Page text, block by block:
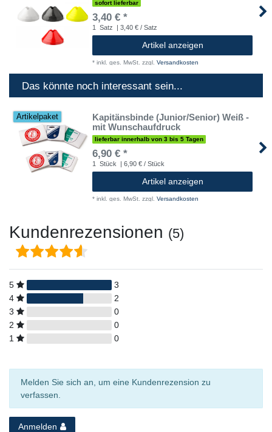
sofort lieferbar
3,40 € *
1 Satz | 3,40 € / Satz
Artikel anzeigen
* inkl. ges. MwSt. zzgl. Versandkosten
Das könnte noch interessant sein...
Artikelpaket
Kapitänsbinde (Junior/Senior) Weiß -
mit Wunschaufdruck
lieferbar innerhalb von 3 bis 5 Tagen
6,90 € *
1 Stück | 6,90 € / Stück
Artikel anzeigen
* inkl. ges. MwSt. zzgl. Versandkosten
Kundenrezensionen (5)
5
3
4
2
3
0
2
0
1
0
Melden Sie sich an, um eine Kundenrezension zu
verfassen.
Anmelden